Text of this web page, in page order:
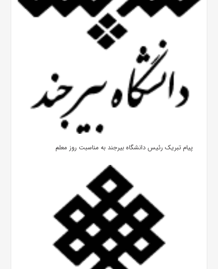
پیام تبریک رئیس دانشگاه بیرجند به مناسبت روز معلم